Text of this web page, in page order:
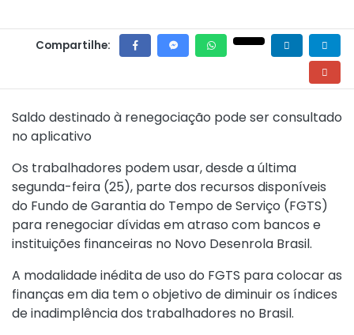
Compartilhe:
Saldo destinado à renegociação pode ser consultado
no aplicativo
Os trabalhadores podem usar, desde a última
segunda-feira (25), parte dos recursos disponíveis
do Fundo de Garantia do Tempo de Serviço (FGTS)
para renegociar dívidas em atraso com bancos e
instituições financeiras no Novo Desenrola Brasil.
A modalidade inédita de uso do FGTS para colocar as
finanças em dia tem o objetivo de diminuir os índices
de inadimplência dos trabalhadores no Brasil.